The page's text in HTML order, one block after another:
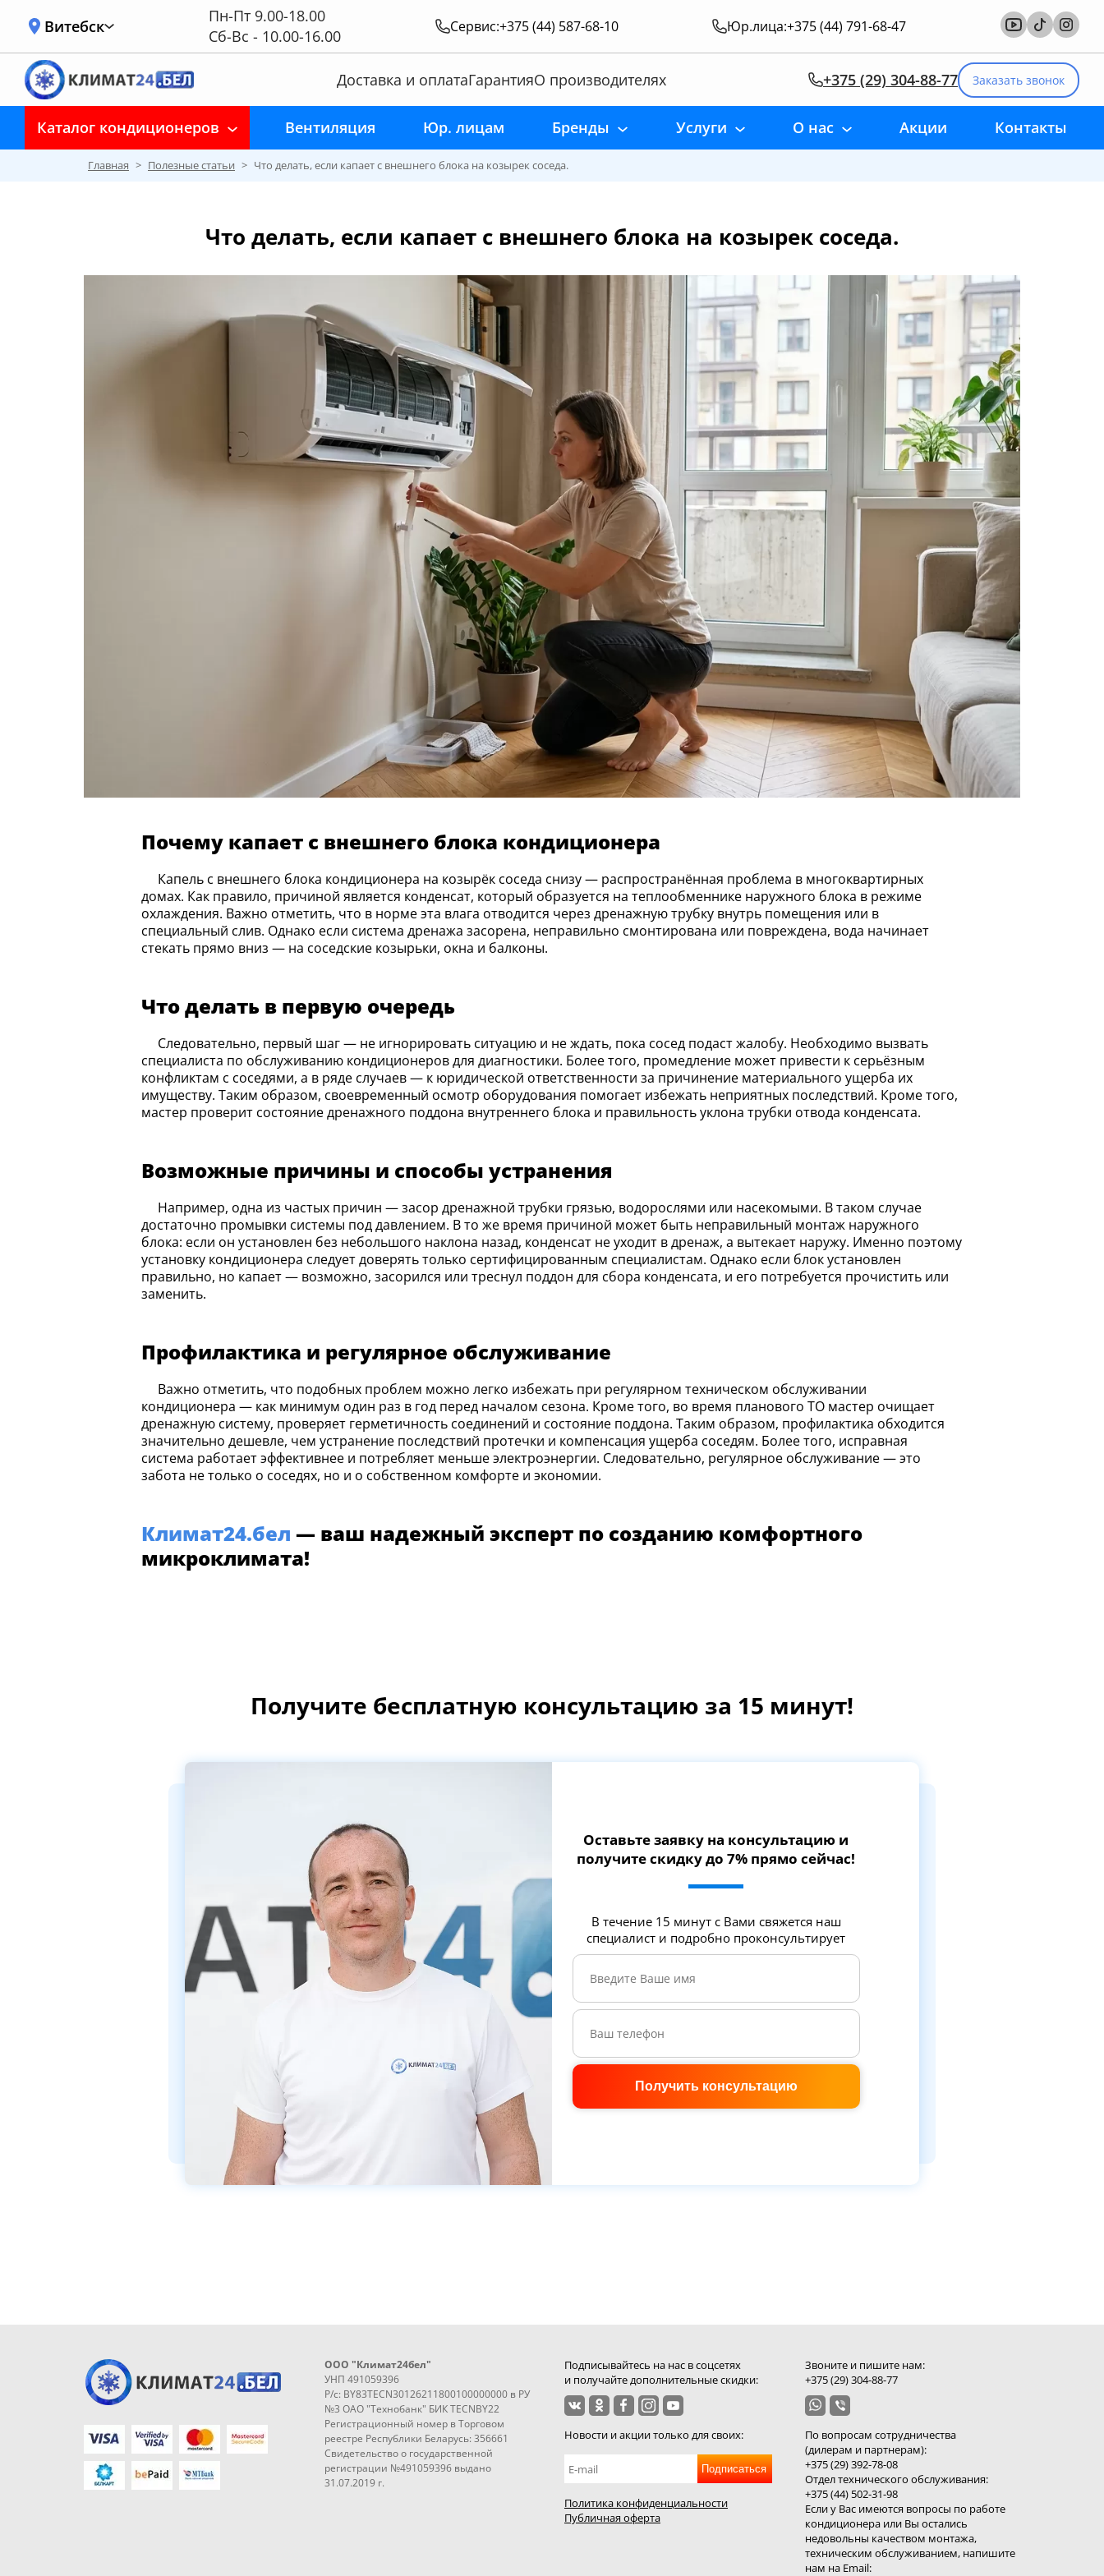
Витебск
Пн-Пт 9.00-18.00
Сб-Вс - 10.00-16.00
Сервис:+375 (44) 587-68-10 Юр.лица:+375 (44) 791-68-47
Доставка и оплатаГарантияО производителях +375 (29) 304-88-77 Заказать звонок
Каталог кондиционеров Вентиляция Юр. лицам Бренды Услуги О нас Акции Контакты
Главная > Полезные статьи > Что делать, если капает с внешнего блока на козырек соседа.
Что делать, если капает с внешнего блока на козырек соседа.
Почему капает с внешнего блока кондиционера
Капель с внешнего блока кондиционера на козырёк соседа снизу — распространённая проблема в многоквартирных
домах. Как правило, причиной является конденсат, который образуется на теплообменнике наружного блока в режиме
охлаждения. Важно отметить, что в норме эта влага отводится через дренажную трубку внутрь помещения или в
специальный слив. Однако если система дренажа засорена, неправильно смонтирована или повреждена, вода начинает
стекать прямо вниз — на соседские козырьки, окна и балконы.
Что делать в первую очередь
Следовательно, первый шаг — не игнорировать ситуацию и не ждать, пока сосед подаст жалобу. Необходимо вызвать
специалиста по обслуживанию кондиционеров для диагностики. Более того, промедление может привести к серьёзным
конфликтам с соседями, а в ряде случаев — к юридической ответственности за причинение материального ущерба их
имуществу. Таким образом, своевременный осмотр оборудования помогает избежать неприятных последствий. Кроме того,
мастер проверит состояние дренажного поддона внутреннего блока и правильность уклона трубки отвода конденсата.
Возможные причины и способы устранения
Например, одна из частых причин — засор дренажной трубки грязью, водорослями или насекомыми. В таком случае
достаточно промывки системы под давлением. В то же время причиной может быть неправильный монтаж наружного
блока: если он установлен без небольшого наклона назад, конденсат не уходит в дренаж, а вытекает наружу. Именно поэтому
установку кондиционера следует доверять только сертифицированным специалистам. Однако если блок установлен
правильно, но капает — возможно, засорился или треснул поддон для сбора конденсата, и его потребуется прочистить или
заменить.
Профилактика и регулярное обслуживание
Важно отметить, что подобных проблем можно легко избежать при регулярном техническом обслуживании
кондиционера — как минимум один раз в год перед началом сезона. Кроме того, во время планового ТО мастер очищает
дренажную систему, проверяет герметичность соединений и состояние поддона. Таким образом, профилактика обходится
значительно дешевле, чем устранение последствий протечки и компенсация ущерба соседям. Более того, исправная
система работает эффективнее и потребляет меньше электроэнергии. Следовательно, регулярное обслуживание — это
забота не только о соседях, но и о собственном комфорте и экономии.
Климат24.бел — ваш надежный эксперт по созданию комфортного
микроклимата!
Получите бесплатную консультацию за 15 минут!
Оставьте заявку на консультацию и
получите скидку до 7% прямо сейчас!
В течение 15 минут с Вами свяжется наш
специалист и подробно проконсультирует
Получить консультацию
ООО "Климат24бел"
УНП 491059396
Р/с: BY83TECN30126211800100000000 в РУ
№3 ОАО "Технобанк" БИК TECNBY22
Регистрационный номер в Торговом
реестре Республики Беларусь: 356661
Свидетельство о государственной
регистрации №491059396 выдано
31.07.2019 г.
Подписывайтесь на нас в соцсетях
и получайте дополнительные скидки:
Новости и акции только для своих:
Подписаться
Политика конфиденциальности
Публичная оферта
Звоните и пишите нам:
+375 (29) 304-88-77
По вопросам сотрудничества
(дилерам и партнерам):
+375 (29) 392-78-08
Отдел технического обслуживания:
+375 (44) 502-31-98
Если у Вас имеются вопросы по работе
кондиционера или Вы остались
недовольны качеством монтажа,
техническим обслуживанием, напишите
нам на Email: